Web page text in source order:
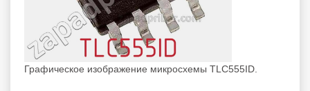
Графическое изображение микросхемы TLC555ID.